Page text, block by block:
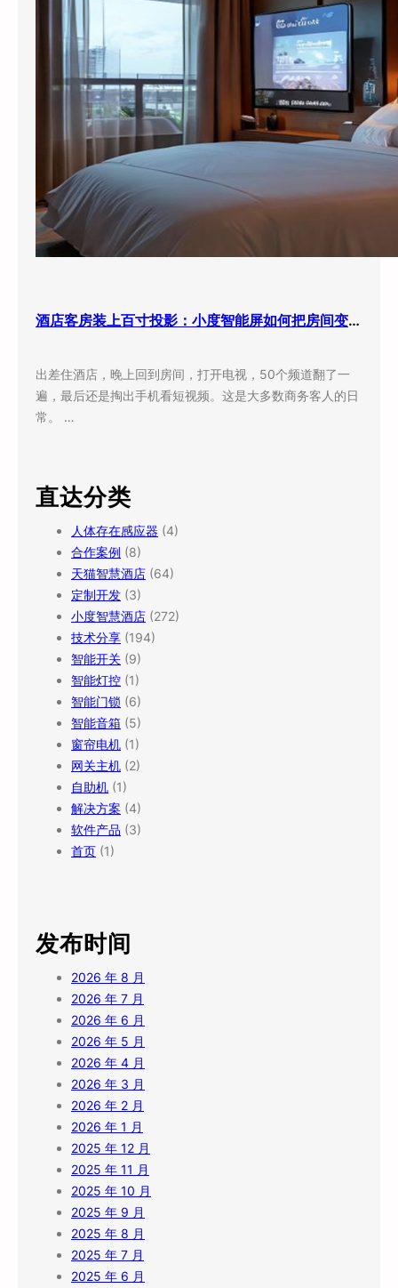
酒店客房装上百寸投影：小度智能屏如何把房间变成”第三空间”
出差住酒店，晚上回到房间，打开电视，50个频道翻了一
遍，最后还是掏出手机看短视频。这是大多数商务客人的日
常。 …
直达分类
人体存在感应器 (4)
合作案例 (8)
天猫智慧酒店 (64)
定制开发 (3)
小度智慧酒店 (272)
技术分享 (194)
智能开关 (9)
智能灯控 (1)
智能门锁 (6)
智能音箱 (5)
窗帘电机 (1)
网关主机 (2)
自助机 (1)
解决方案 (4)
软件产品 (3)
首页 (1)
发布时间
2026 年 8 月
2026 年 7 月
2026 年 6 月
2026 年 5 月
2026 年 4 月
2026 年 3 月
2026 年 2 月
2026 年 1 月
2025 年 12 月
2025 年 11 月
2025 年 10 月
2025 年 9 月
2025 年 8 月
2025 年 7 月
2025 年 6 月